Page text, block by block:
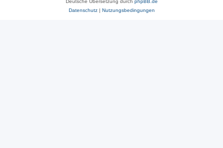
Deutsche Übersetzung durch phpBB.de
Datenschutz| Nutzungsbedingungen